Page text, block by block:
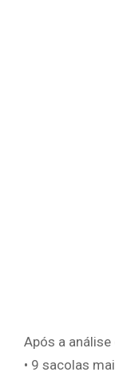
Após a
• 9 sacolas